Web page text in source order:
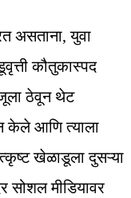
असताना, युवा
कौतुकास्पद
ठेवून थेट
केले आणि त्याला
खेळाडूला दुसऱ्या
सोशल मीडियावर